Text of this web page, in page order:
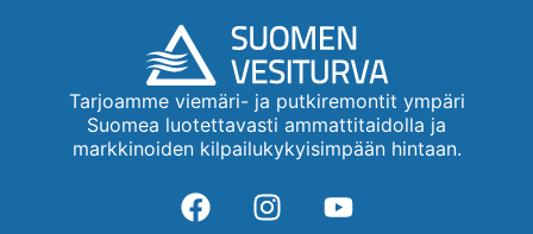
Tarjoamme viemäri- ja putkiremontit ympäri
Suomea luotettavasti ammattitaidolla ja
markkinoiden kilpailukykyisimpään hintaan.